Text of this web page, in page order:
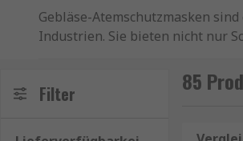
Gebläse-Atemschutzmasken
Industrien. Sie bieten nicht nur
Gebläse-Atemschutzmasken,
häufig in Bereichen verwendet,
Filter 85